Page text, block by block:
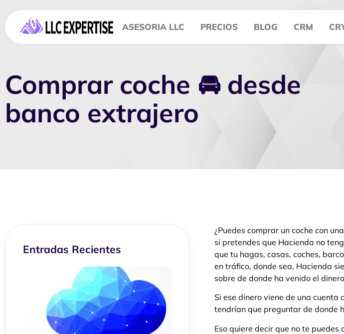
ASESORIA LLC PRECIOS BLOG CRM
Comprar coche 🚘 desde
banco extrajero
Entradas Recientes
¿Puedes comprar un coche con
si pretendes que Hacienda no
que tu hagas, casas, coches,
en tráfico, donde sea, Hacienda
sobre de donde ha venido el
Si ese dinero viene de una
tendrían que preguntar de donde
Eso quiere decir que no te